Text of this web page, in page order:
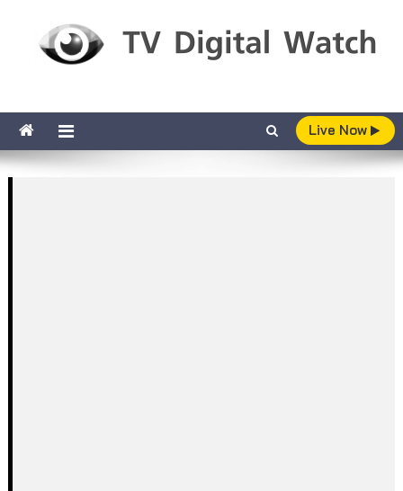
Live Now